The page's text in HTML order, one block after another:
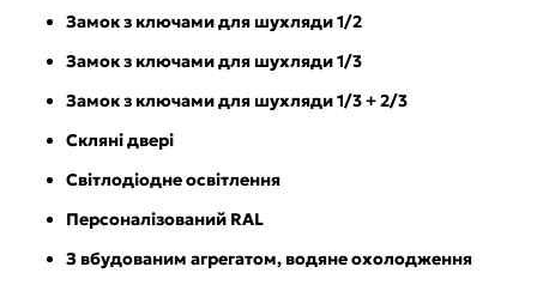
Замок з ключами для шухляди 1/2
Замок з ключами для шухляди 1/3
Замок з ключами для шухляди 1/3 + 2/3
Скляні двері
Світлодіодне освітлення
Персоналізований RAL
З вбудованим агрегатом, водяне охолодження